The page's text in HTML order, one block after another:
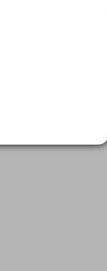
EDUCA
Sokolovská
Ředitel: Ing.